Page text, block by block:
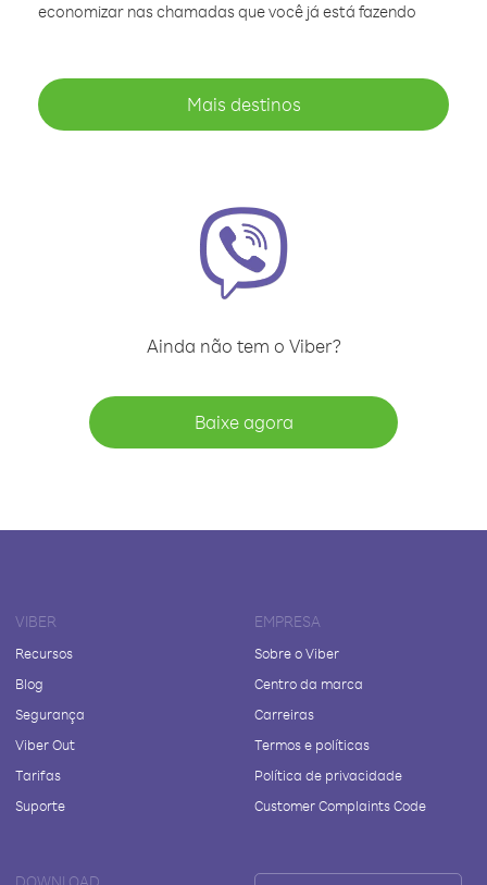
economizar nas chamadas que você já está fazendo
Mais destinos
Ainda não tem o Viber?
Baixe agora
VIBER
Recursos
Blog
Segurança
Viber Out
Tarifas
Suporte
EMPRESA
Sobre o Viber
Centro da marca
Carreiras
Termos e políticas
Política de privacidade
Customer Complaints Code
DOWNLOAD